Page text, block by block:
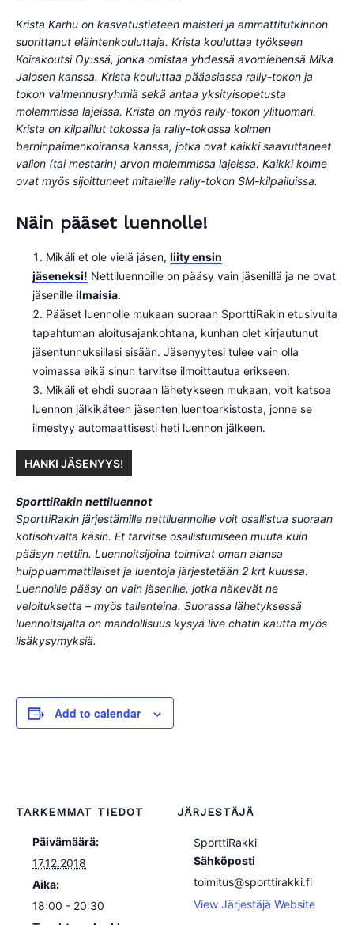
Krista Karhu on kasvatustieteen maisteri ja ammattitutkinnon
suorittanut eläintenkouluttaja. Krista kouluttaa työkseen
Koirakoutsi Oy:ssä, jonka omistaa yhdessä avomiehensä Mika
Jalosen kanssa. Krista kouluttaa pääasiassa rally-tokon ja
tokon valmennusryhmiä sekä antaa yksityisopetusta
molemmissa lajeissa. Krista on myös rally-tokon ylituomari.
Krista on kilpaillut tokossa ja rally-tokossa kolmen
berninpaimenkoiransa kanssa, jotka ovat kaikki saavuttaneet
valion (tai mestarin) arvon molemmissa lajeissa. Kaikki kolme
ovat myös sijoittuneet mitaleille rally-tokon SM-kilpailuissa.
Näin pääset luennolle!
Mikäli et ole vielä jäsen, liity ensin
jäseneksi! Nettiluennoille on pääsy vain jäsenillä ja ne ovat
jäsenille ilmaisia.
Pääset luennolle mukaan suoraan SporttiRakin etusivulta
tapahtuman aloitusajankohtana, kunhan olet kirjautunut
jäsentunnuksillasi sisään. Jäsenyytesi tulee vain olla
voimassa eikä sinun tarvitse ilmoittautua erikseen.
Mikäli et ehdi suoraan lähetykseen mukaan, voit katsoa
luennon jälkikäteen jäsenten luentoarkistosta, jonne se
ilmestyy automaattisesti heti luennon jälkeen.
HANKI JÄSENYYS!
SporttiRakin nettiluennot
SporttiRakin järjestämille nettiluennoille voit osallistua suoraan
kotisohvalta käsin. Et tarvitse osallistumiseen muuta kuin
pääsyn nettiin. Luennoitsijoina toimivat oman alansa
huippuammattilaiset ja luentoja järjestetään 2 krt kuussa.
Luennoille pääsy on vain jäsenille, jotka näkevät ne
veloituksetta – myös tallenteina. Suorassa lähetyksessä
luennoitsijalta on mahdollisuus kysyä live chatin kautta myös
lisäkysymyksiä.
Add to calendar
TARKEMMAT TIEDOT
Päivämäärä:
17.12.2018
Aika:
18:00 - 20:30
JÄRJESTÄJÄ
SporttiRakki
Sähköposti
toimitus@sporttirakki.fi
View Järjestäjä Website